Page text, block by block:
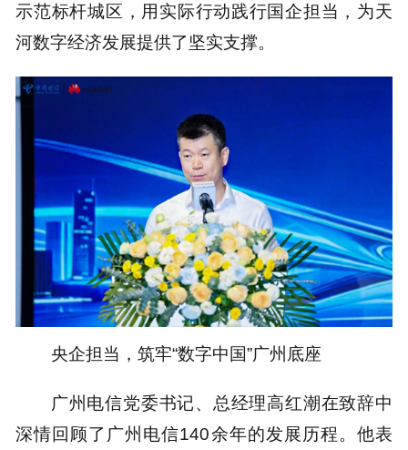
示范标杆城区，用实际行动践行国企担当，为天
河数字经济发展提供了坚实支撑。
央企担当，筑牢“数字中国”广州底座
广州电信党委书记、总经理高红潮在致辞中
深情回顾了广州电信140余年的发展历程。他表